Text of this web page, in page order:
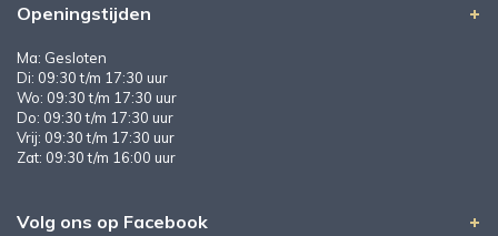
Openingstijden
Ma: Gesloten
Di: 09:30 t/m 17:30 uur
Wo: 09:30 t/m 17:30 uur
Do: 09:30 t/m 17:30 uur
Vrij: 09:30 t/m 17:30 uur
Zat: 09:30 t/m 16:00 uur
Volg ons op Facebook